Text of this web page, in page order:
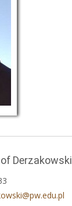
Derzakowski